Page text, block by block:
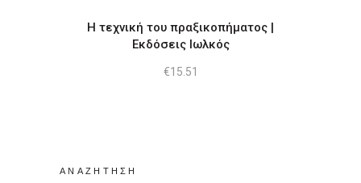
Η τεχνική του πραξικοπήματος |
Εκδόσεις Ιωλκός
€15.51